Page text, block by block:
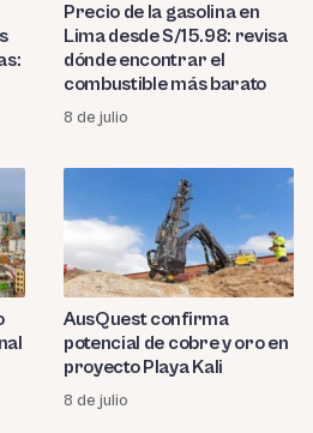
Precio de la gasolina en
Lima desde S/15.98: revisa
dónde encontrar el
combustible más barato
8 de julio
AusQuest confirma
potencial de cobre y oro en
proyecto Playa Kali
8 de julio